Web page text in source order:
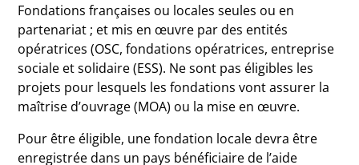
Fondations françaises ou locales seules ou en
partenariat ; et mis en œuvre par des entités
opératrices (OSC, fondations opératrices, entreprise
sociale et solidaire (ESS). Ne sont pas éligibles les
projets pour lesquels les fondations vont assurer la
maîtrise d’ouvrage (MOA) ou la mise en œuvre.
Pour être éligible, une fondation locale devra être
enregistrée dans un pays bénéficiaire de l’aide